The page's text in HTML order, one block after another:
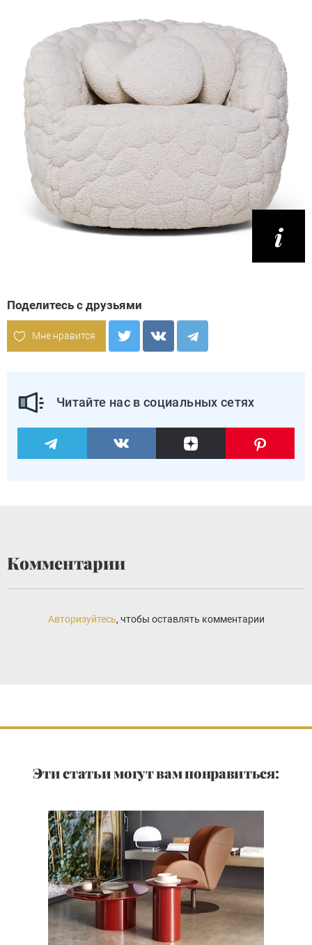
Поделитесь с друзьями
Мне нравится
Читайте нас в социальных сетях
Комментарии
Авторизуйтесь, чтобы оставлять комментарии
Эти статьи могут вам понравиться: